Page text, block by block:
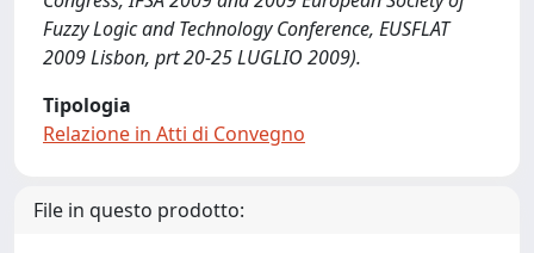
Fuzzy Logic and Technology Conference, EUSFLAT
2009 Lisbon, prt 20-25 LUGLIO 2009).
Tipologia
Relazione in Atti di Convegno
File in questo prodotto: